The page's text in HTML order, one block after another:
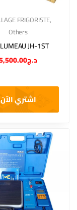
FRIGORISTE,
Others
JH-1ST
د.ج
اشتري الآن